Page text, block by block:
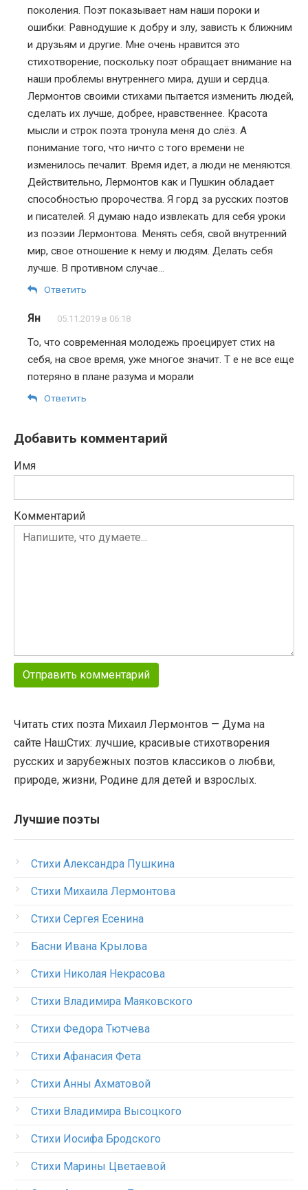
поколения. Поэт показывает нам наши пороки и
ошибки: Равнодушие к добру и злу, зависть к ближним
и друзьям и другие. Мне очень нравится это
стихотворение, поскольку поэт обращает внимание на
наши проблемы внутреннего мира, души и сердца.
Лермонтов своими стихами пытается изменить людей,
сделать их лучше, добрее, нравственнее. Красота
мысли и строк поэта тронула меня до слёз. А
понимание того, что ничто с того времени не
изменилось печалит. Время идет, а люди не меняются.
Действительно, Лермонтов как и Пушкин обладает
способностью пророчества. Я горд за русских поэтов
и писателей. Я думаю надо извлекать для себя уроки
из поэзии Лермонтова. Менять себя, свой внутренний
мир, свое отношение к нему и людям. Делать себя
лучше. В противном случае…
Ответить
Ян 05.11.2019 в 06:18
То, что современная молодежь проецирует стих на
себя, на свое время, уже многое значит. Т е не все еще
потеряно в плане разума и морали
Ответить
Добавить комментарий
Имя
Комментарий
Читать стих поэта Михаил Лермонтов — Дума на
сайте НашСтих: лучшие, красивые стихотворения
русских и зарубежных поэтов классиков о любви,
природе, жизни, Родине для детей и взрослых.
Лучшие поэты
Стихи Александра Пушкина
Стихи Михаила Лермонтова
Стихи Сергея Есенина
Басни Ивана Крылова
Стихи Николая Некрасова
Стихи Владимира Маяковского
Стихи Федора Тютчева
Стихи Афанасия Фета
Стихи Анны Ахматовой
Стихи Владимира Высоцкого
Стихи Иосифа Бродского
Стихи Марины Цветаевой